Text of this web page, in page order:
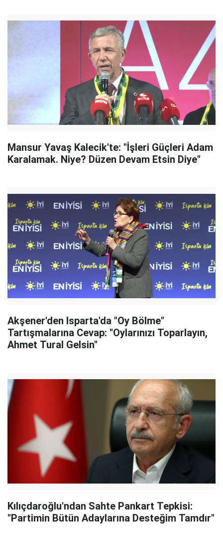
Mansur Yavaş Kalecik'te: "İşleri Güçleri Adam
Karalamak. Niye? Düzen Devam Etsin Diye"
Akşener'den Isparta'da "Oy Bölme"
Tartışmalarına Cevap: "Oylarınızı Toparlayın,
Ahmet Tural Gelsin"
Kılıçdaroğlu'ndan Sahte Pankart Tepkisi:
"Partimin Bütün Adaylarına Desteğim Tamdır"